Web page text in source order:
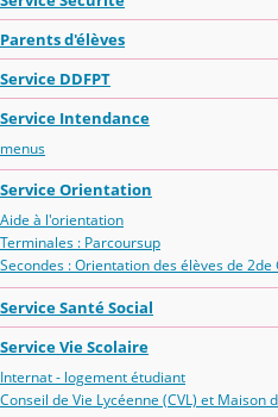
Parents d'élèves
Service DDFPT
Service Intendance
menus
Service Orientation
Aide à l'orientation
Terminales : Parcoursup
Secondes : Orientation des élèves de 2de
Service Santé Social
Service Vie Scolaire
Internat - logement étudiant
Conseil de Vie Lycéenne (CVL) et Maison